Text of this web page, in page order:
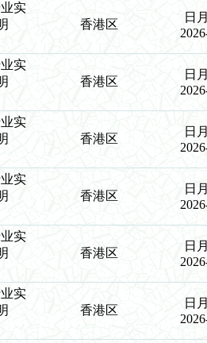
实
香港区
日
实
香港区
日
实
香港区
日
实
香港区
日
实
香港区
日
实
香港区
日